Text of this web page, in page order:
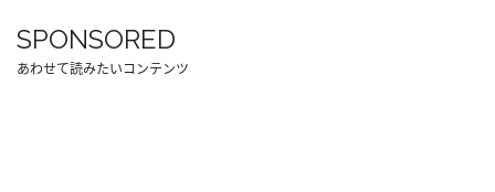
SPONSORED
あわせて読みたいコンテンツ